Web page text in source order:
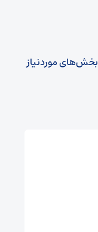
بخش‌های موردنیاز